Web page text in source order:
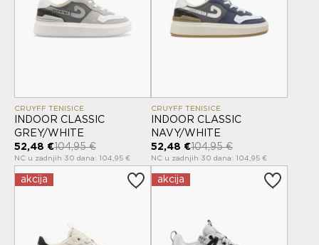
CRUYFF TENISICE
INDOOR CLASSIC
GREY/WHITE
52,48 €104,95 €
NC u zadnjih 30 dana: 104,95 €
CRUYFF TENISICE
INDOOR CLASSIC
NAVY/WHITE
52,48 €104,95 €
NC u zadnjih 30 dana: 104,95 €
akcija akcija